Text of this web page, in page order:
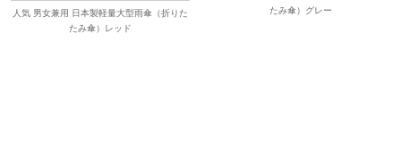
人気 男女兼用 日本製軽量大型雨傘（折りた
たみ傘）レッド
たみ傘）グレー